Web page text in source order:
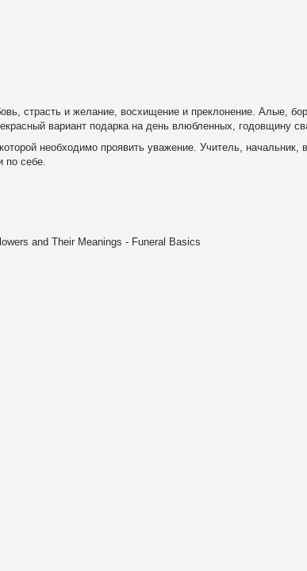
страсть и желание, восхищение и преклонение. Алые,
вариант подарка на день влюбленных, годовщину
необходимо проявить уважение. Учитель,
по себе.